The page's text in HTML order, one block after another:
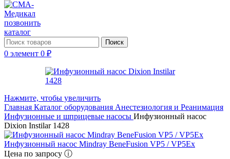
позвонить
каталог
Поиск
0 элемент 0 ₽
Нажмите, чтобы увеличить
Главная Каталог оборудования Анестезиология и Реанимация
Инфузионные и шприцевые насосы Инфузионный насос
Dixion Instilar 1428
Инфузионный насос Mindray BeneFusion VP5 / VP5Ex
Цена по запросу ⓘ